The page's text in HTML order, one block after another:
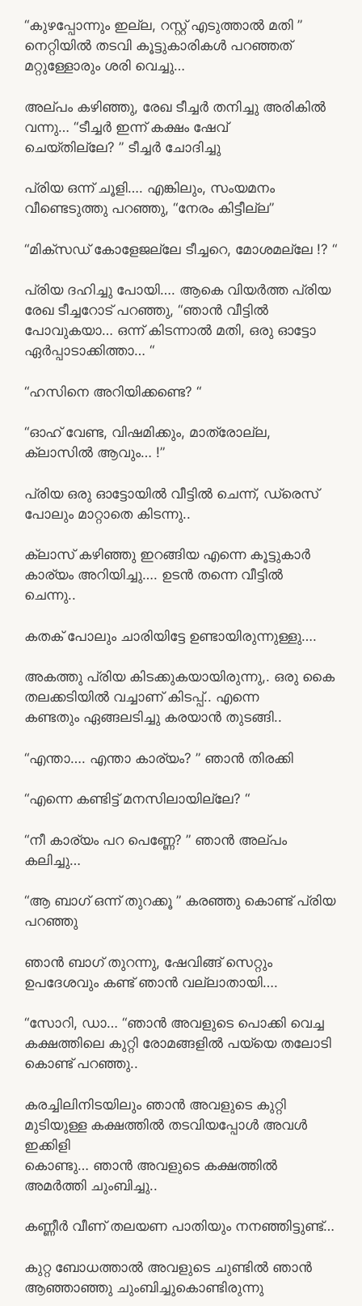
“കുഴപ്പോന്നും ഇല്ല, റസ്റ്റ് എടുത്താൽ മതി ”
നെറ്റിയിൽ തടവി കൂട്ടുകാരികൾ പറഞ്ഞത്
മറ്റുള്ളോരും ശരി വെച്ചു…
അല്പം കഴിഞ്ഞു, രേഖ ടീച്ചർ തനിച്ചു അരികിൽ
വന്നു… “ടീച്ചർ ഇന്ന് കക്ഷം ഷേവ്
ചെയ്തില്ലേ? ” ടീച്ചർ ചോദിച്ചു
പ്രിയ ഒന്ന് ചൂളി…. എങ്കിലും, സംയമനം
വീണ്ടെടുത്തു പറഞ്ഞു, “നേരം കിട്ടീല്ല”
“മിക്സഡ് കോളേജല്ലേ ടീച്ചറെ, മോശമല്ലേ !? “
പ്രിയ ദഹിച്ചു പോയി…. ആകെ വിയർത്ത പ്രിയ
രേഖ ടീച്ചറോട് പറഞ്ഞു, “ഞാൻ വീട്ടിൽ
പോവുകയാ… ഒന്ന് കിടന്നാൽ മതി, ഒരു ഓട്ടോ
ഏർപ്പാടാക്കിത്താ… “
“ഹസിനെ അറിയിക്കണ്ടെ? “
“ഓഹ് വേണ്ട, വിഷമിക്കും, മാത്രോല്ല,
ക്ലാസിൽ ആവും… !”
പ്രിയ ഒരു ഓട്ടോയിൽ വീട്ടിൽ ചെന്ന്, ഡ്രെസ്
പോലും മാറ്റാതെ കിടന്നു..
ക്ലാസ് കഴിഞ്ഞു ഇറങ്ങിയ എന്നെ കൂട്ടുകാർ
കാര്യം അറിയിച്ചു…. ഉടൻ തന്നെ വീട്ടിൽ
ചെന്നു..
കതക് പോലും ചാരിയിട്ടേ ഉണ്ടായിരുന്നുള്ളു….
അകത്തു പ്രിയ കിടക്കുകയായിരുന്നു,. ഒരു കൈ
തലക്കടിയിൽ വച്ചാണ് കിടപ്പ്.. എന്നെ
കണ്ടതും ഏങ്ങലടിച്ചു കരയാൻ തുടങ്ങി..
“എന്താ…. എന്താ കാര്യം? ” ഞാൻ തിരക്കി
“എന്നെ കണ്ടിട്ട് മനസിലായില്ലേ? “
“നീ കാര്യം പറ പെണ്ണേ? ” ഞാൻ അല്പം
കലിച്ചു…
“ആ ബാഗ് ഒന്ന് തുറക്കൂ ” കരഞ്ഞു കൊണ്ട് പ്രിയ
പറഞ്ഞു
ഞാൻ ബാഗ് തുറന്നു, ഷേവിങ്ങ് സെറ്റും
ഉപദേശവും കണ്ട് ഞാൻ വല്ലാതായി….
“സോറി, ഡാ… “ഞാൻ അവളുടെ പൊക്കി വെച്ച
കക്ഷത്തിലെ കുറ്റി രോമങ്ങളിൽ പയ്യെ തലോടി
കൊണ്ട് പറഞ്ഞു..
കരച്ചിലിനിടയിലും ഞാൻ അവളുടെ കുറ്റി
മുടിയുള്ള കക്ഷത്തിൽ തടവിയപ്പോൾ അവൾ
ഇക്കിളി
കൊണ്ടു… ഞാൻ അവളുടെ കക്ഷത്തിൽ
അമർത്തി ചുംബിച്ചു..
കണ്ണീർ വീണ് തലയണ പാതിയും നനഞ്ഞിട്ടുണ്ട്…
കുറ്റ ബോധത്താൽ അവളുടെ ചുണ്ടിൽ ഞാൻ
ആഞ്ഞാഞ്ഞു ചുംബിച്ചുകൊണ്ടിരുന്നു